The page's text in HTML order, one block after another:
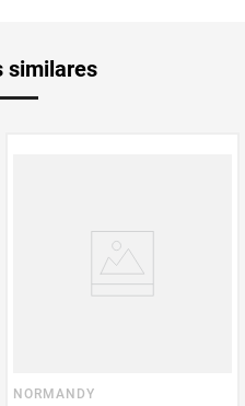
similares
NORMANDY